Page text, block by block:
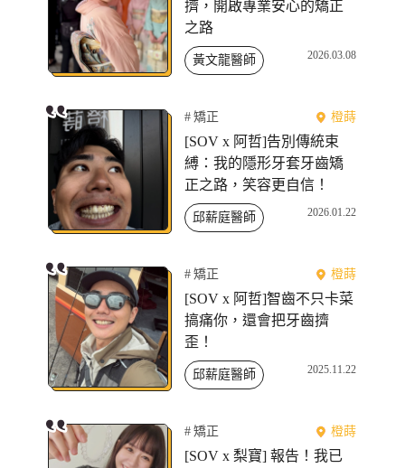
擠，開啟專業安心的矯正
之路
黃文龍醫師 2026.03.08
矯正 橙蒔
[SOV x 阿哲]告別傳統束
縛：我的隱形牙套牙齒矯
正之路，笑容更自信！
邱薪庭醫師 2026.01.22
矯正 橙蒔
[SOV x 阿哲]智齒不只卡菜
搞痛你，還會把牙齒擠
歪！
邱薪庭醫師 2025.11.22
矯正 橙蒔
[SOV x 梨寶] 報告！我已